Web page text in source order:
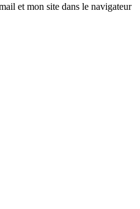
et mon site dans le navigateur